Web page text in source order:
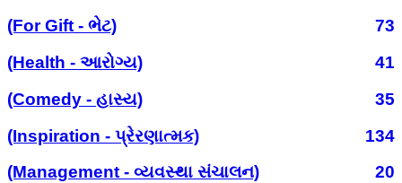
(For Gift - ભેટ)
73
(Health - આરોગ્ય)
41
(Comedy - હાસ્ય)
35
(Inspiration - પ્રેરણાત્મક)
134
(Management - વ્યવસ્થા સંચાલન)
20